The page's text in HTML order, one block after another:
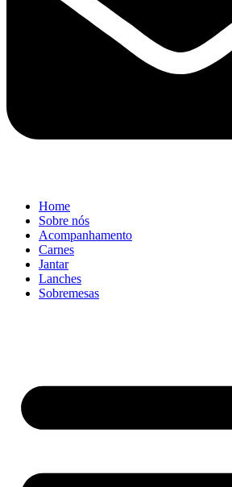
Home
Sobre nós
Acompanhamento
Carnes
Jantar
Lanches
Sobremesas